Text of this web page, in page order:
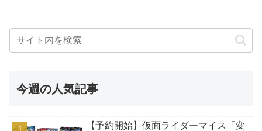
今週の人気記事
【予約開始】仮面ライダーマイス「変